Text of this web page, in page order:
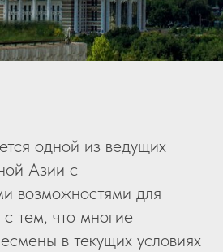
одной из ведущих
Азии с
возможностями для
тем, что многие
в текущих условиях